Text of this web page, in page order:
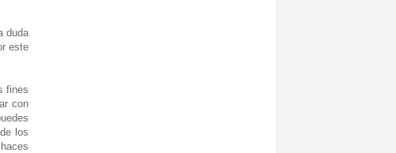
duda
este
fines
con
los